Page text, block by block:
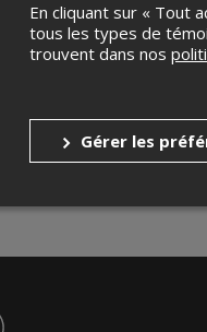
En cliquant sur « Tout
tous les types de
trouvent dans nos
Gérer les